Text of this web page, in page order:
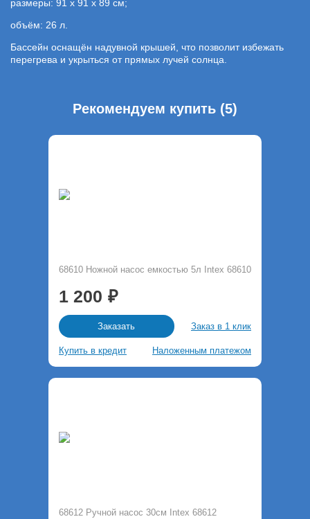
размеры: 91 х 91 х 89 см;
объём: 26 л.
Бассейн оснащён надувной крышей, что позволит избежать
перегрева и укрыться от прямых лучей солнца.
Рекомендуем купить (5)
68610 Ножной насос емкостью 5л Intex 68610
1 200
Заказать Заказ в 1 клик
Купить в кредит Наложенным платежом
68612 Ручной насос 30см Intex 68612